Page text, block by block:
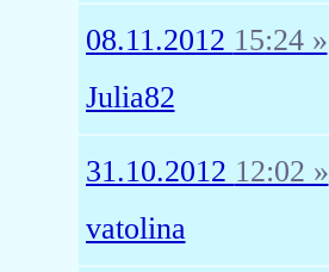
08.11.2012 15:24 »
Julia82
31.10.2012 12:02 »
vatolina